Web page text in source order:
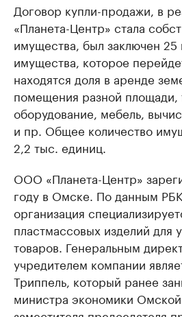
Договор купли-продажи, в
«Планета-Центр» стала
имущества, был заключен
имущества, которое
находятся доля в аренде
помещения разной площади,
оборудование, мебель,
и пр. Общее количество
2,2 тыс. единиц.
ООО «Планета-Центр»
году в Омске. По данным
организация
пластмассовых изделий для
товаров. Генеральным
учредителем компании
Триппель, который ранее
министра экономики